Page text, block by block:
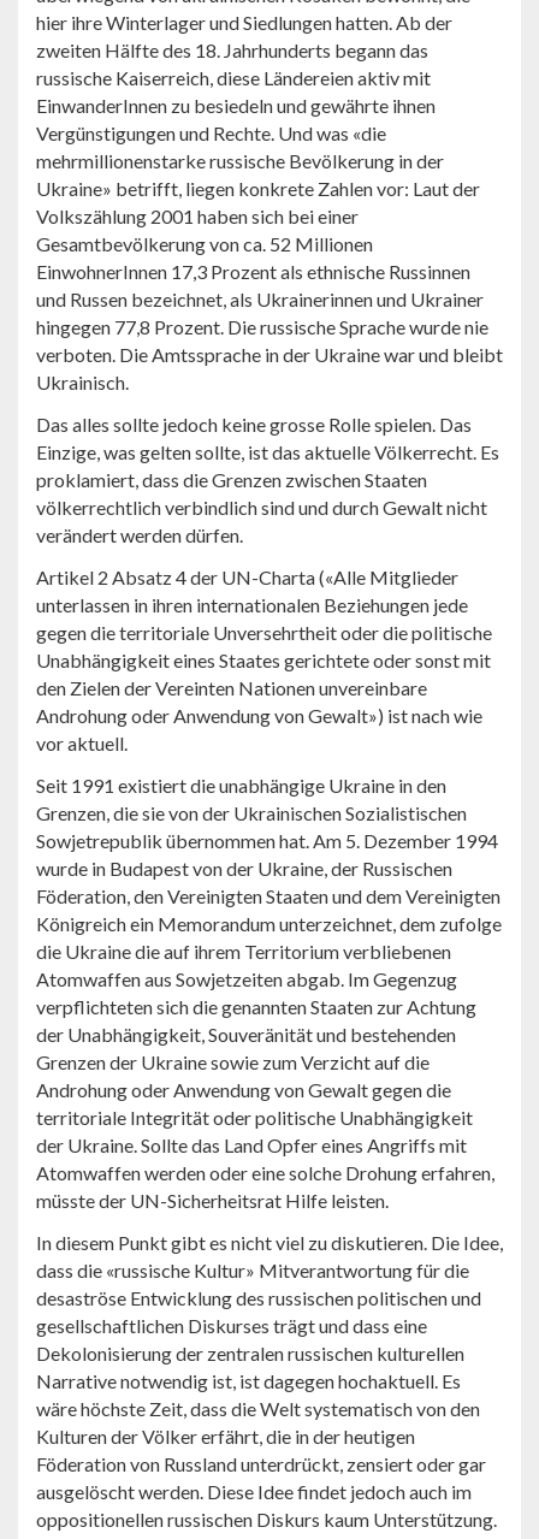
hier ihre Winterlager und Siedlungen hatten. Ab der
zweiten Hälfte des 18. Jahrhunderts begann das
russische Kaiserreich, diese Ländereien aktiv mit
EinwanderInnen zu besiedeln und gewährte ihnen
Vergünstigungen und Rechte. Und was «die
mehrmillionenstarke russische Bevölkerung in der
Ukraine» betrifft, liegen konkrete Zahlen vor: Laut der
Volkszählung 2001 haben sich bei einer
Gesamtbevölkerung von ca. 52 Millionen
EinwohnerInnen 17,3 Prozent als ethnische Russinnen
und Russen bezeichnet, als Ukrainerinnen und Ukrainer
hingegen 77,8 Prozent. Die russische Sprache wurde nie
verboten. Die Amtssprache in der Ukraine war und bleibt
Ukrainisch.
Das alles sollte jedoch keine grosse Rolle spielen. Das
Einzige, was gelten sollte, ist das aktuelle Völkerrecht. Es
proklamiert, dass die Grenzen zwischen Staaten
völkerrechtlich verbindlich sind und durch Gewalt nicht
verändert werden dürfen.
Artikel 2 Absatz 4 der UN-Charta («Alle Mitglieder
unterlassen in ihren internationalen Beziehungen jede
gegen die territoriale Unversehrtheit oder die politische
Unabhängigkeit eines Staates gerichtete oder sonst mit
den Zielen der Vereinten Nationen unvereinbare
Androhung oder Anwendung von Gewalt») ist nach wie
vor aktuell.
Seit 1991 existiert die unabhängige Ukraine in den
Grenzen, die sie von der Ukrainischen Sozialistischen
Sowjetrepublik übernommen hat. Am 5. Dezember 1994
wurde in Budapest von der Ukraine, der Russischen
Föderation, den Vereinigten Staaten und dem Vereinigten
Königreich ein Memorandum unterzeichnet, dem zufolge
die Ukraine die auf ihrem Territorium verbliebenen
Atomwaffen aus Sowjetzeiten abgab. Im Gegenzug
verpflichteten sich die genannten Staaten zur Achtung
der Unabhängigkeit, Souveränität und bestehenden
Grenzen der Ukraine sowie zum Verzicht auf die
Androhung oder Anwendung von Gewalt gegen die
territoriale Integrität oder politische Unabhängigkeit
der Ukraine. Sollte das Land Opfer eines Angriffs mit
Atomwaffen werden oder eine solche Drohung erfahren,
müsste der UN-Sicherheitsrat Hilfe leisten.
In diesem Punkt gibt es nicht viel zu diskutieren. Die Idee,
dass die «russische Kultur» Mitverantwortung für die
desaströse Entwicklung des russischen politischen und
gesellschaftlichen Diskurses trägt und dass eine
Dekolonisierung der zentralen russischen kulturellen
Narrative notwendig ist, ist dagegen hochaktuell. Es
wäre höchste Zeit, dass die Welt systematisch von den
Kulturen der Völker erfährt, die in der heutigen
Föderation von Russland unterdrückt, zensiert oder gar
ausgelöscht werden. Diese Idee findet jedoch auch im
oppositionellen russischen Diskurs kaum Unterstützung.